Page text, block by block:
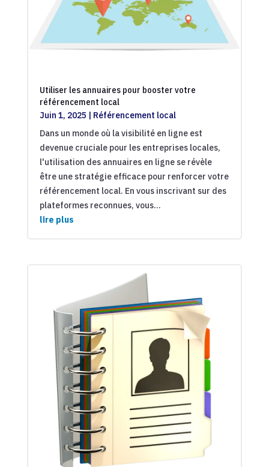
Utiliser les annuaires pour booster votre
référencement local
Juin 1, 2025 | Référencement local
Dans un monde où la visibilité en ligne est
devenue cruciale pour les entreprises locales,
l'utilisation des annuaires en ligne se révèle
être une stratégie efficace pour renforcer votre
référencement local. En vous inscrivant sur des
plateformes reconnues, vous...
lire plus